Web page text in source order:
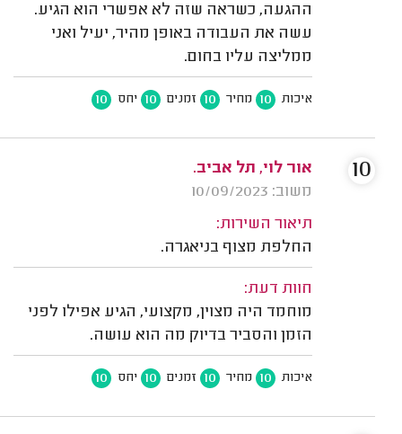
ההגעה, כשראה שזה לא אפשרי הוא הגיע.
עשה את העבודה באופן מהיר, יעיל ואני
ממליצה עליו בחום.
איכות 10 מחיר 10 זמנים 10 יחס 10
אור לוי, תל אביב.
משוב: 10/09/2023
תיאור השירות:
החלפת מצוף בניאגרה.
חוות דעת:
מוחמד היה מצוין, מקצועי, הגיע אפילו לפני
הזמן והסביר בדיוק מה הוא עושה.
איכות 10 מחיר 10 זמנים 10 יחס 10
10